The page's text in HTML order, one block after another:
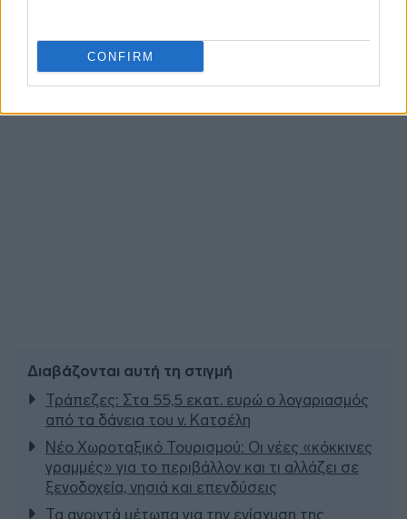
CONFIRM
Διαβάζονται αυτή τη στιγμή
Τράπεζες: Στα 55,5 εκατ. ευρώ ο λογαριασμός
από τα δάνεια του ν. Κατσέλη
Νέο Χωροταξικό Τουρισμού: Οι νέες «κόκκινες
γραμμές» για το περιβάλλον και τι αλλάζει σε
ξενοδοχεία, νησιά και επενδύσεις
Τα ανοιχτά μέτωπα για την ενίσχυση της